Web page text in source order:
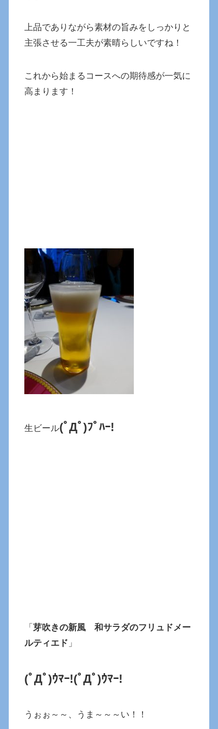
上品でありながら素材の旨みをしっかりと
主張させる一工夫が素晴らしいですね！
これから始まるコースへの期待感が一気に
高まります！
生ビール(ﾟДﾟ)ﾌﾟﾊｰ!
「芽吹きの新風 和サラダのフリュドメー
ルティエド 」
(ﾟДﾟ)ｳﾏｰ!(ﾟДﾟ)ｳﾏｰ!
うぉぉ～～、うま～～～い！！